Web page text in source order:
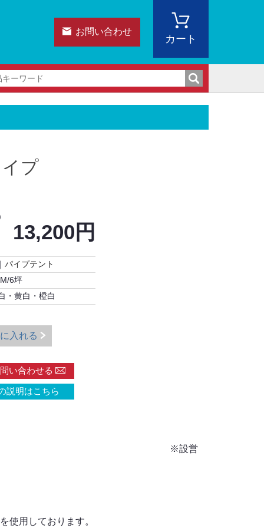
お問い合わせ
カート
プ
13,200円
パイプテント
6坪
・黄白・橙白
入れる
い合わせる
明はこちら
営
使用しております。